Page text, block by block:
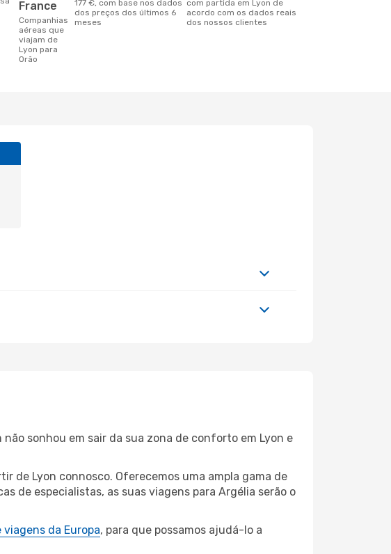
France
Companhias
aéreas que
viajam de
Lyon para
Orão
177 €, com base nos dados
dos preços dos últimos 6
meses
com partida em Lyon de
acordo com os dados reais
dos nossos clientes
sonhou em sair da sua zona de conforto em Lyon e
de Lyon connosco. Oferecemos uma ampla gama de
de especialistas, as suas viagens para Argélia serão o
da Europa, para que possamos ajudá-lo a